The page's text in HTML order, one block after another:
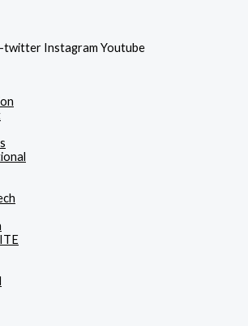
twitter Instagram Youtube